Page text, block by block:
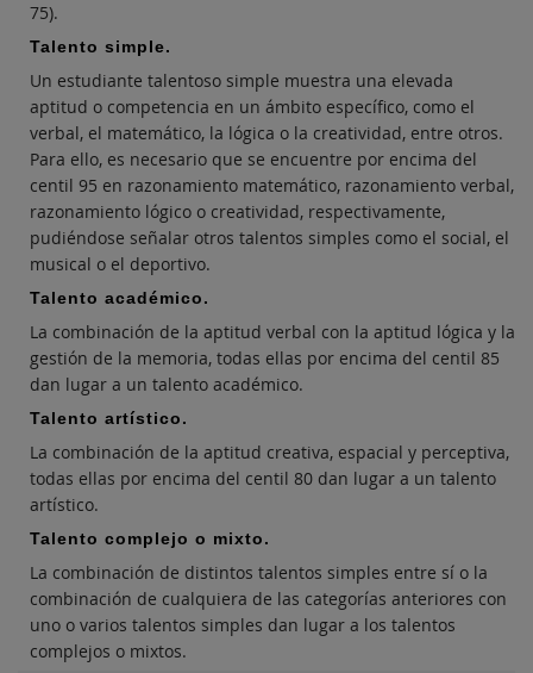
75).
Talento simple.
Un estudiante talentoso simple muestra una elevada
aptitud o competencia en un ámbito específico, como el
verbal, el matemático, la lógica o la creatividad, entre otros.
Para ello, es necesario que se encuentre por encima del
centil 95 en razonamiento matemático, razonamiento verbal,
razonamiento lógico o creatividad, respectivamente,
pudiéndose señalar otros talentos simples como el social, el
musical o el deportivo.
Talento académico.
La combinación de la aptitud verbal con la aptitud lógica y la
gestión de la memoria, todas ellas por encima del centil 85
dan lugar a un talento académico.
Talento artístico.
La combinación de la aptitud creativa, espacial y perceptiva,
todas ellas por encima del centil 80 dan lugar a un talento
artístico.
Talento complejo o mixto.
La combinación de distintos talentos simples entre sí o la
combinación de cualquiera de las categorías anteriores con
uno o varios talentos simples dan lugar a los talentos
complejos o mixtos.